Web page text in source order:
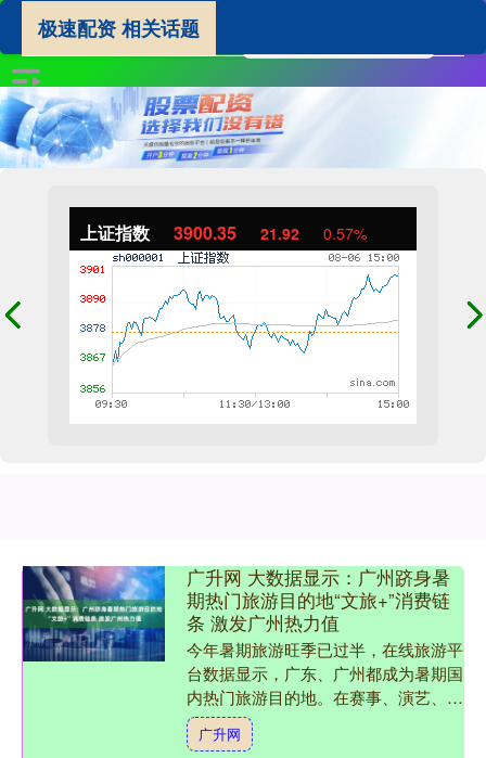
上证指数 3900.35 21.92 0.57%
极速配资 相关话题
广升网 大数据显示：广州跻身暑
期热门旅游目的地“文旅+”消费链
条 激发广州热力值
今年暑期旅游旺季已过半，在线旅游平
台数据显示，广东、广州都成为暑期国
内热门旅游目的地。在赛事、演艺、城
市品牌活动、文博研学游等助力下，关
于广州文旅暑期旅游的话题....
广升网